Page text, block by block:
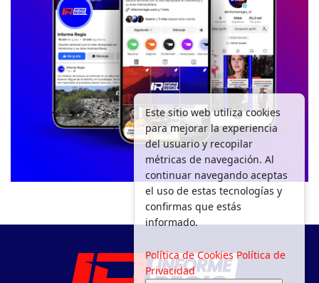
Este sitio web utiliza cookies
para mejorar la experiencia
del usuario y recopilar
métricas de navegación. Al
continuar navegando aceptas
el uso de estas tecnologías y
confirmas que estás
informado.
Política de Cookies Política de
Privacidad